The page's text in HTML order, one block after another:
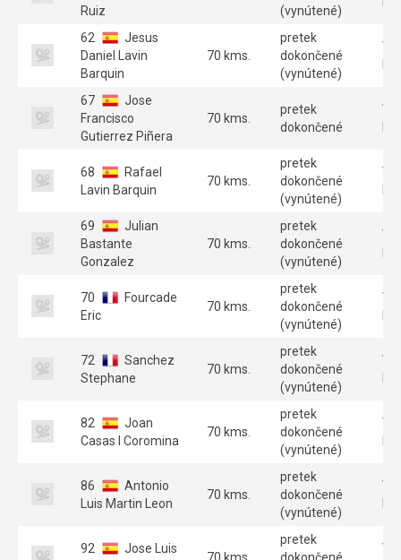
Ruiz (vynútené)
62
Jesus
Daniel Lavin
Barquin
70 kms.
pretek
dokončené
(vynútené)
67
Jose
Francisco
Gutierrez Piñera
70 kms.
pretek
dokončené
68
Rafael
Lavin Barquin
70 kms.
pretek
dokončené
(vynútené)
69
Julian
Bastante
Gonzalez
70 kms.
pretek
dokončené
(vynútené)
70
Fourcade
Eric
70 kms.
pretek
dokončené
(vynútené)
72
Sanchez
Stephane
70 kms.
pretek
dokončené
(vynútené)
82
Joan
Casas I Coromina
70 kms.
pretek
dokončené
(vynútené)
86
Antonio
Luis Martin Leon
70 kms.
pretek
dokončené
(vynútené)
92
Jose Luis
70 kms.
pretek
dokončené